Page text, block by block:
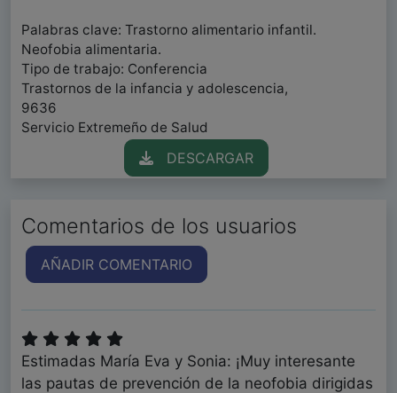
Palabras clave: Trastorno alimentario infantil.
Neofobia alimentaria.
Tipo de trabajo: Conferencia
Trastornos de la infancia y adolescencia,
9636
Servicio Extremeño de Salud
DESCARGAR
Comentarios de los usuarios
AÑADIR COMENTARIO
Estimadas María Eva y Sonia: ¡Muy interesante
las pautas de prevención de la neofobia dirigidas